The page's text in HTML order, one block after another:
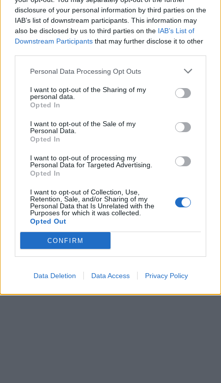
disclosure of your personal information by third parties on the
IAB’s list of downstream participants. This information may
also be disclosed by us to third parties on the IAB’s List of
Downstream Participants that may further disclose it to other
Personal Data Processing Opt Outs
I want to opt-out of the Sharing of my
personal data.
Opted In
I want to opt-out of the Sale of my
Personal Data.
Opted In
I want to opt-out of processing my
Personal Data for Targeted Advertising.
Opted In
I want to opt-out of Collection, Use,
Retention, Sale, and/or Sharing of my
Personal Data that Is Unrelated with the
Purposes for which it was collected.
Opted Out
CONFIRM
Data Deletion Data Access Privacy Policy
00:00
Leonardo Maria Del Vecchio dall'ex compagna
in ospedale. Le dichiarazioni ai giornalisti